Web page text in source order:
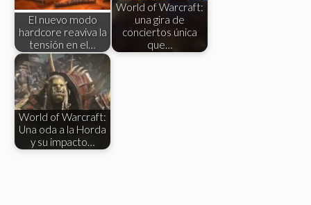
El nuevo modo
hardcore reaviva la
tensión en el…
World of Warcraft:
una gira de
conciertos única
que…
World of Warcraft:
Una oda a la Horda
y su impacto…